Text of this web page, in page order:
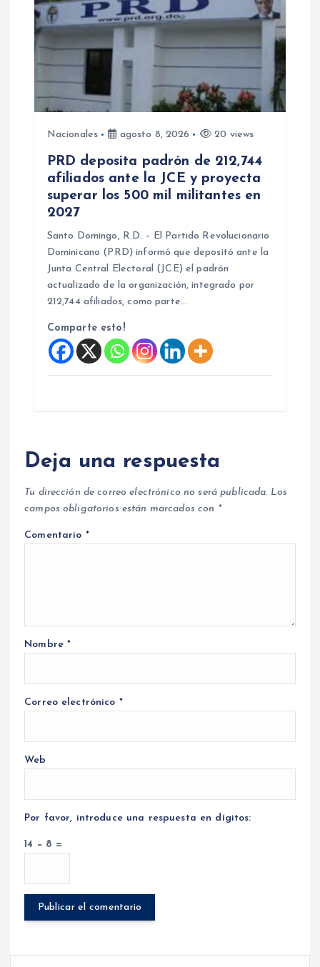
Nacionales agosto 8, 2026 20 views
PRD deposita padrón de 212,744
afiliados ante la JCE y proyecta
superar los 500 mil militantes en
2027
Santo Domingo, R.D. – El Partido Revolucionario
Dominicano (PRD) informó que depositó ante la
Junta Central Electoral (JCE) el padrón
actualizado de la organización, integrado por
212,744 afiliados, como parte…
Comparte esto!
Deja una respuesta
Tu dirección de correo electrónico no será publicada. Los
campos obligatorios están marcados con *
Comentario *
Nombre*
Correo electrónico *
Web
Por favor, introduce una respuesta en dígitos:
14 − 8 =